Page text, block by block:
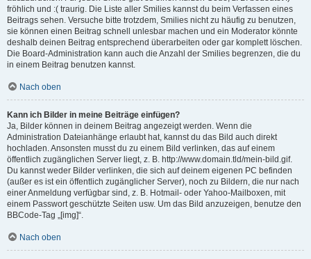
fröhlich und :( traurig. Die Liste aller Smilies kannst du beim Verfassen eines
Beitrags sehen. Versuche bitte trotzdem, Smilies nicht zu häufig zu benutzen,
sie können einen Beitrag schnell unlesbar machen und ein Moderator könnte
deshalb deinen Beitrag entsprechend überarbeiten oder gar komplett löschen.
Die Board-Administration kann auch die Anzahl der Smilies begrenzen, die du
in einem Beitrag benutzen kannst.
Nach oben
Kann ich Bilder in meine Beiträge einfügen?
Ja, Bilder können in deinem Beitrag angezeigt werden. Wenn die
Administration Dateianhänge erlaubt hat, kannst du das Bild auch direkt
hochladen. Ansonsten musst du zu einem Bild verlinken, das auf einem
öffentlich zugänglichen Server liegt, z. B. http://www.domain.tld/mein-bild.gif.
Du kannst weder Bilder verlinken, die sich auf deinem eigenen PC befinden
(außer es ist ein öffentlich zugänglicher Server), noch zu Bildern, die nur nach
einer Anmeldung verfügbar sind, z. B. Hotmail- oder Yahoo-Mailboxen, mit
einem Passwort geschützte Seiten usw. Um das Bild anzuzeigen, benutze den
BBCode-Tag „[img]“.
Nach oben